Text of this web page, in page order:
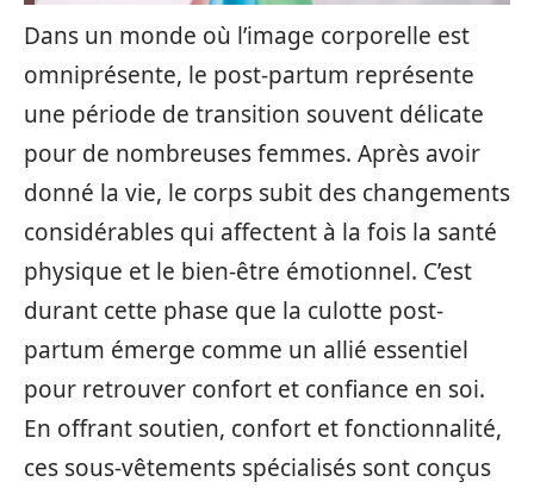
Dans un monde où l’image corporelle est
omniprésente, le post-partum représente
une période de transition souvent délicate
pour de nombreuses femmes. Après avoir
donné la vie, le corps subit des changements
considérables qui affectent à la fois la santé
physique et le bien-être émotionnel. C’est
durant cette phase que la culotte post-
partum émerge comme un allié essentiel
pour retrouver confort et confiance en soi.
En offrant soutien, confort et fonctionnalité,
ces sous-vêtements spécialisés sont conçus